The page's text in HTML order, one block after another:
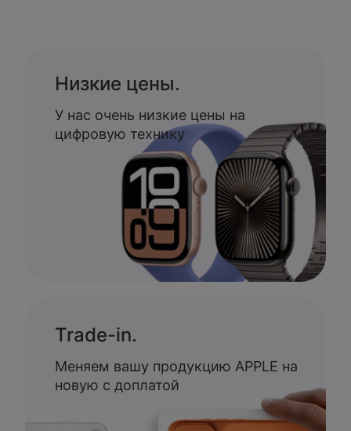
Низкие цены.
У нас очень низкие цены на
цифровую технику
Trade-in.
Меняем вашу продукцию APPLE на
новую с доплатой